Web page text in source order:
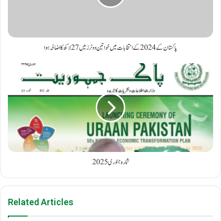
پاکستان کے 2024 کے انتخابات میں خواتین ووٹرز میں 27 لاکھ کا اضافہ ہوا
شمارہ جنوری2025
Related Articles